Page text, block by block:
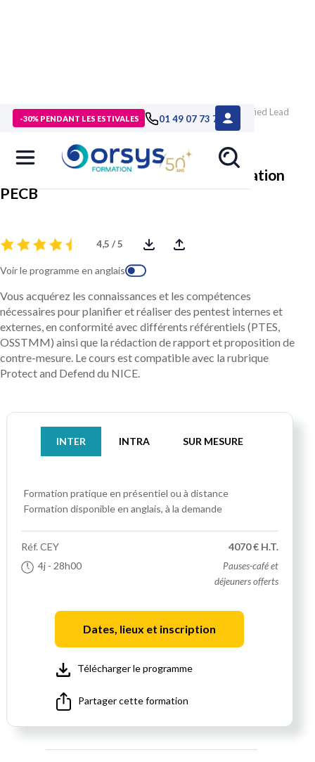
-30% PENDANT LES ESTIVALES 01 49 07 73 73
> Formations>Technologies numériques
Formation Certified Lead
Ethical Hacker, certification PECB
Certified Lead Ethical Hacker, certification
PECB
4,5 / 5
Voir le programme en anglais
Vous acquérez les connaissances et les compétences
nécessaires pour planifier et réaliser des pentest internes et
externes, en conformité avec différents référentiels (PTES,
OSSTMM) ainsi que la rédaction de rapport et proposition de
contre-mesure. Le cours est compatible avec la rubrique
Protect and Defend du NICE.
INTER INTRA SUR MESURE
Formation pratique en présentiel ou à distance
Formation disponible en anglais, à la demande
Réf.CEY
4j - 28h00
4070 € H.T.
Pauses-café et
déjeuners offerts
Dates, lieux et inscription
Télécharger le programme
Partager cette formation